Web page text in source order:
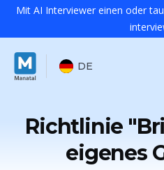
Mit AI Interviewer einen oder
DE
Richtlinie
eigenes